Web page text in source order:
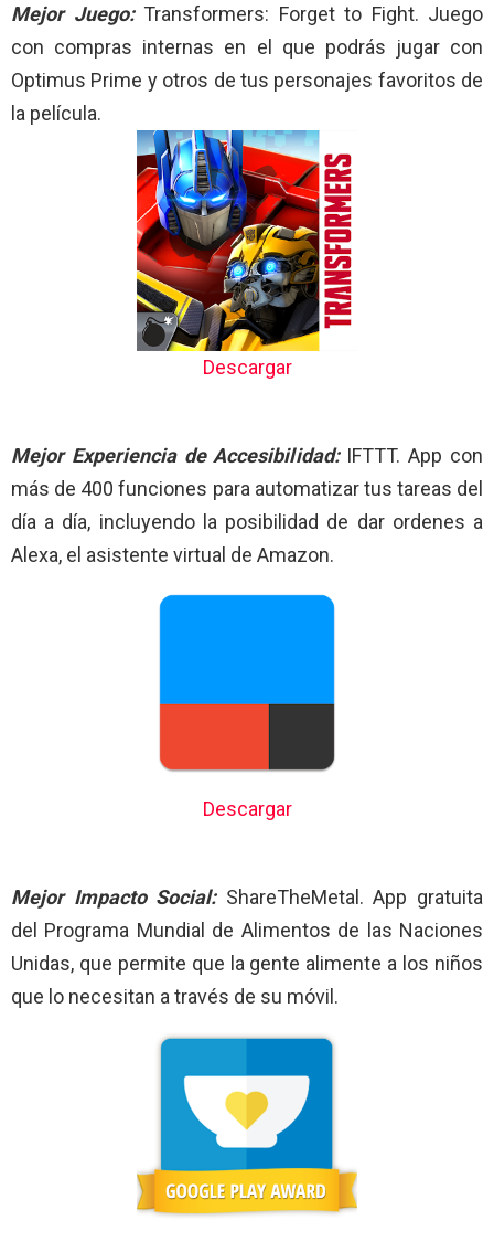
Mejor Juego:Transformers: Forget to Fight. Juego
con compras internas en el que podrás jugar con
Optimus Prime y otros de tus personajes favoritos de
la película.
Descargar
Mejor Experiencia de Accesibilidad:IFTTT. App con
más de 400 funciones para automatizar tus tareas del
día a día, incluyendo la posibilidad de dar ordenes a
Alexa, el asistente virtual de Amazon.
Descargar
Mejor Impacto Social: ShareTheMetal. App gratuita
del Programa Mundial de Alimentos de las Naciones
Unidas, que permite que la gente alimente a los niños
que lo necesitan a través de su móvil.